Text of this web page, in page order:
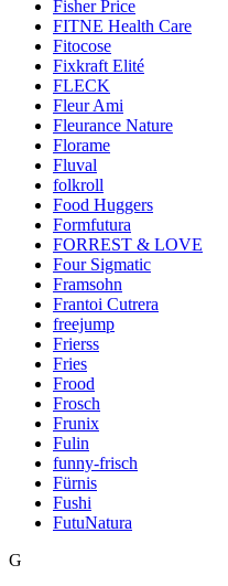
Fisher Price
FITNE Health Care
Fitocose
Fixkraft Elité
FLECK
Fleur Ami
Fleurance Nature
Florame
Fluval
folkroll
Food Huggers
Formfutura
FORREST & LOVE
Four Sigmatic
Framsohn
Frantoi Cutrera
freejump
Frierss
Fries
Frood
Frosch
Frunix
Fulin
funny-frisch
Fürnis
Fushi
FutuNatura
G